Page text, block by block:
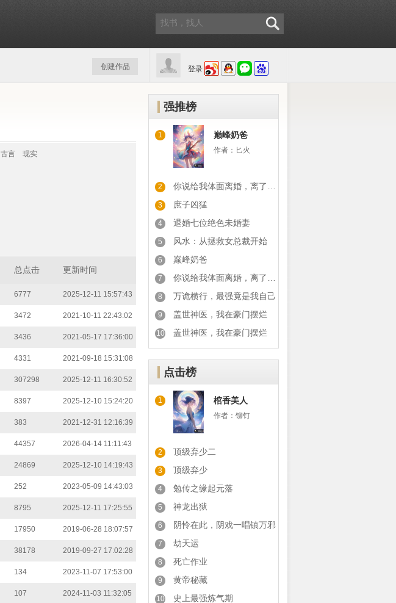
登录
创建作品
古言 现实
总点击 更新时间
6777 2025-12-11 15:57:43
3472 2021-10-11 22:43:02
3436 2021-05-17 17:36:00
4331 2021-09-18 15:31:08
307298 2025-12-11 16:30:52
8397 2025-12-10 15:24:20
383 2021-12-31 12:16:39
44357 2026-04-14 11:11:43
24869 2025-12-10 14:19:43
252 2023-05-09 14:43:03
8795 2025-12-11 17:25:55
17950 2019-06-28 18:07:57
38178 2019-09-27 17:02:28
134 2023-11-07 17:53:00
107 2024-11-03 11:32:05
强推榜
1 巅峰奶爸
作者： 匕火
2 你说给我体面离婚，离了你又后悔
3 庶子凶猛
4 退婚七位绝色未婚妻
5 风水：从拯救女总裁开始
6 巅峰奶爸
7 你说给我体面离婚，离了你又后悔
8 万诡横行，最强竟是我自己
9 盖世神医，我在豪门摆烂
10 盖世神医，我在豪门摆烂
点击榜
1 棺香美人
作者： 铆钉
2 顶级弃少二
3 顶级弃少
4 勉传之缘起元落
5 神龙出狱
6 阴怜在此，阴戏一唱镇万邪
7 劫天运
8 死亡作业
9 黄帝秘藏
10 史上最强炼气期